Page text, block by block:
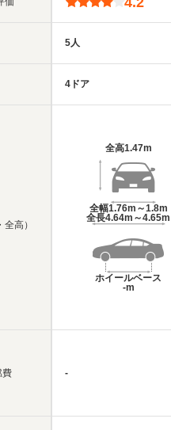
全高）
費
5人
4ドア
全高1.47m
全幅1.76m～1.8m
全長4.64m～4.65m
ホイールベース
-m
-